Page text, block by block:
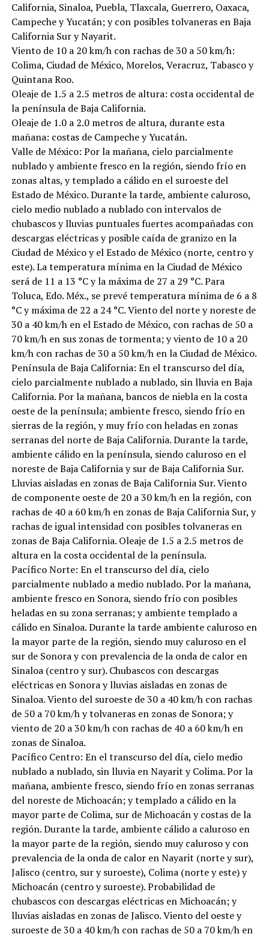
California, Sinaloa, Puebla, Tlaxcala, Guerrero, Oaxaca,
Campeche y Yucatán; y con posibles tolvaneras en Baja
California Sur y Nayarit.
Viento de 10 a 20 km/h con rachas de 30 a 50 km/h:
Colima, Ciudad de México, Morelos, Veracruz, Tabasco y
Quintana Roo.
Oleaje de 1.5 a 2.5 metros de altura: costa occidental de
la península de Baja California.
Oleaje de 1.0 a 2.0 metros de altura, durante esta
mañana: costas de Campeche y Yucatán.
Valle de México: Por la mañana, cielo parcialmente
nublado y ambiente fresco en la región, siendo frío en
zonas altas, y templado a cálido en el suroeste del
Estado de México. Durante la tarde, ambiente caluroso,
cielo medio nublado a nublado con intervalos de
chubascos y lluvias puntuales fuertes acompañadas con
descargas eléctricas y posible caída de granizo en la
Ciudad de México y el Estado de México (norte, centro y
este). La temperatura mínima en la Ciudad de México
será de 11 a 13 °C y la máxima de 27 a 29 °C. Para
Toluca, Edo. Méx., se prevé temperatura mínima de 6 a 8
°C y máxima de 22 a 24 °C. Viento del norte y noreste de
30 a 40 km/h en el Estado de México, con rachas de 50 a
70 km/h en sus zonas de tormenta; y viento de 10 a 20
km/h con rachas de 30 a 50 km/h en la Ciudad de México.
Península de Baja California: En el transcurso del día,
cielo parcialmente nublado a nublado, sin lluvia en Baja
California. Por la mañana, bancos de niebla en la costa
oeste de la península; ambiente fresco, siendo frío en
sierras de la región, y muy frío con heladas en zonas
serranas del norte de Baja California. Durante la tarde,
ambiente cálido en la península, siendo caluroso en el
noreste de Baja California y sur de Baja California Sur.
Lluvias aisladas en zonas de Baja California Sur. Viento
de componente oeste de 20 a 30 km/h en la región, con
rachas de 40 a 60 km/h en zonas de Baja California Sur, y
rachas de igual intensidad con posibles tolvaneras en
zonas de Baja California. Oleaje de 1.5 a 2.5 metros de
altura en la costa occidental de la península.
Pacífico Norte: En el transcurso del día, cielo
parcialmente nublado a medio nublado. Por la mañana,
ambiente fresco en Sonora, siendo frío con posibles
heladas en su zona serranas; y ambiente templado a
cálido en Sinaloa. Durante la tarde ambiente caluroso en
la mayor parte de la región, siendo muy caluroso en el
sur de Sonora y con prevalencia de la onda de calor en
Sinaloa (centro y sur). Chubascos con descargas
eléctricas en Sonora y lluvias aisladas en zonas de
Sinaloa. Viento del suroeste de 30 a 40 km/h con rachas
de 50 a 70 km/h y tolvaneras en zonas de Sonora; y
viento de 20 a 30 km/h con rachas de 40 a 60 km/h en
zonas de Sinaloa.
Pacífico Centro: En el transcurso del día, cielo medio
nublado a nublado, sin lluvia en Nayarit y Colima. Por la
mañana, ambiente fresco, siendo frío en zonas serranas
del noreste de Michoacán; y templado a cálido en la
mayor parte de Colima, sur de Michoacán y costas de la
región. Durante la tarde, ambiente cálido a caluroso en
la mayor parte de la región, siendo muy caluroso y con
prevalencia de la onda de calor en Nayarit (norte y sur),
Jalisco (centro, sur y suroeste), Colima (norte y este) y
Michoacán (centro y suroeste). Probabilidad de
chubascos con descargas eléctricas en Michoacán; y
lluvias aisladas en zonas de Jalisco. Viento del oeste y
suroeste de 30 a 40 km/h con rachas de 50 a 70 km/h en